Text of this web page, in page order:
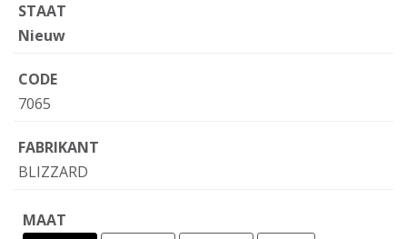
STAAT
Nieuw
CODE
7065
FABRIKANT
BLIZZARD
MAAT